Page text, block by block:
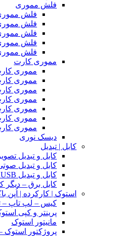
فلش مموری
فلش مموری 16
فلش مموری 32
فلش مموری 64
فلش مموری 128
فلش مموری 256
مموری کارت
مموری کارت 8
مموری کارت 16
مموری کارت 32
مموری کارت 64
مموری کارت 128
مموری کارت 256
مموری کارت 512
دیسک نوری
کابل | تبدیل
کابل و تبدیل
کابل و تبدیل
کابل و تبدیل USB و پرینتر
کابل برق – دیگر
استوک | کارکرده | اُپن
کیس – لپ تاپ –
پرینتر و کپی
مانیتور استوک
پروژکتور استوک